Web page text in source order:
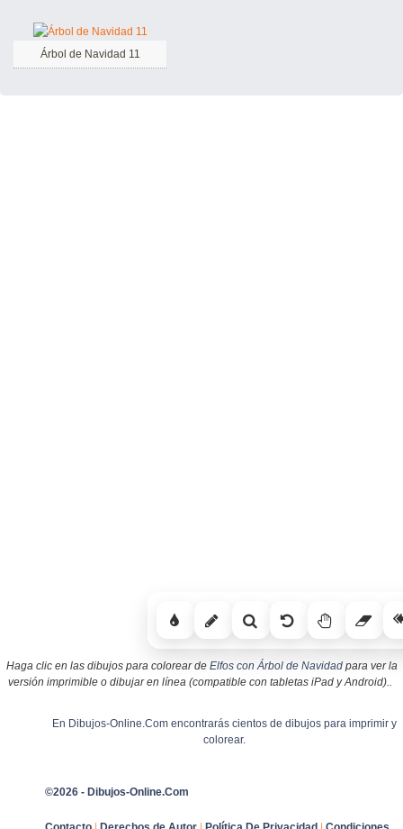
Árbol de Navidad 11
Haga clic en las dibujos para colorear de Elfos con Árbol de Navidadpara ver la
versión imprimible o dibujar en línea (compatible con tabletas iPad y Android)..
En Dibujos-Online.Com encontrarás cientos de dibujos para imprimir y
colorear.
©2026 - Dibujos-Online.Com